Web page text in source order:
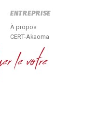
ENTREPRISE
À propos
CERT-Akaoma